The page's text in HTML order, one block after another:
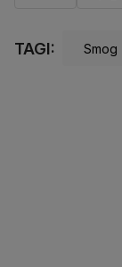
TAGI: Smog